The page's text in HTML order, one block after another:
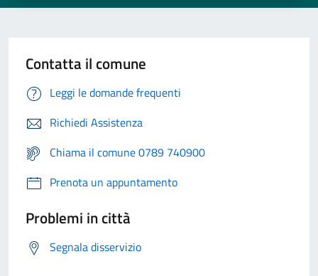
Contatta il comune
Leggi le domande frequenti
Richiedi Assistenza
Chiama il comune 0789 740900
Prenota un appuntamento
Problemi in città
Segnala disservizio